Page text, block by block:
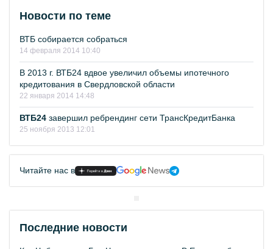
Новости по теме
ВТБ собирается собраться
14 февраля 2014 10:40
В 2013 г. ВТБ24 вдвое увеличил объемы ипотечного
кредитования в Свердловской области
22 января 2014 14:48
ВТБ24 завершил ребрендинг сети ТрансКредитБанка
25 ноября 2013 12:01
Читайте нас в
Последние новости